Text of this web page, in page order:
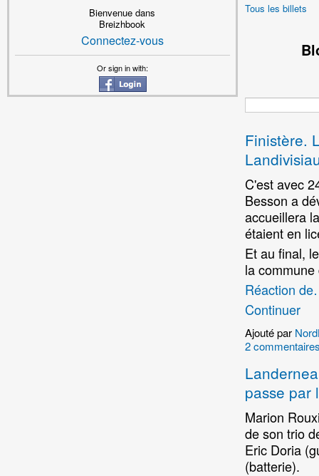
Bienvenue dans
Breizhbook
Connectez-vous
Or sign in with:
Tous les billets
Finistère.
C'est avec
Besson a
accueillera
étaient en
Et au final,
la
Réaction
Continuer
Ajouté par
2
passe par
Marion
de son trio
Eric Doria
(batterie).